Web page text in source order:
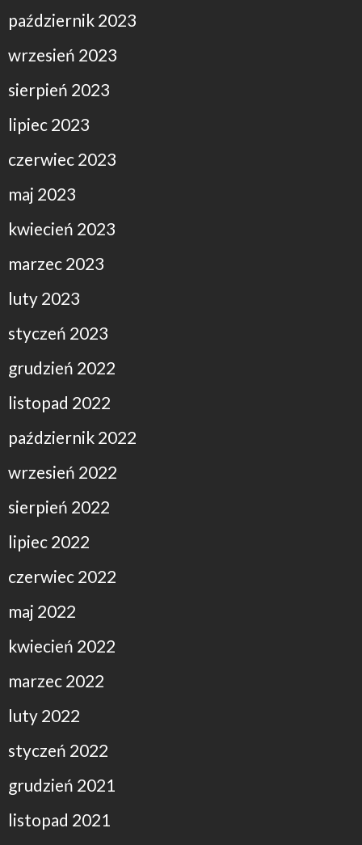
październik 2023
wrzesień 2023
sierpień 2023
lipiec 2023
czerwiec 2023
maj 2023
kwiecień 2023
marzec 2023
luty 2023
styczeń 2023
grudzień 2022
listopad 2022
październik 2022
wrzesień 2022
sierpień 2022
lipiec 2022
czerwiec 2022
maj 2022
kwiecień 2022
marzec 2022
luty 2022
styczeń 2022
grudzień 2021
listopad 2021